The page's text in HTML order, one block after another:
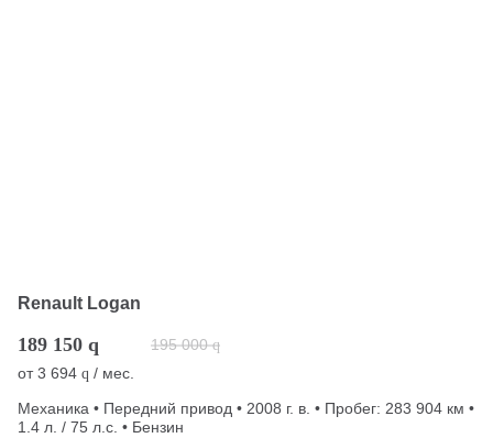
Renault Logan
189 150 q 195 000 q
от3 694 q / мес.
Механика • Передний привод • 2008 г. в. • Пробег: 283 904 км •
1.4 л. / 75 л.с. • Бензин